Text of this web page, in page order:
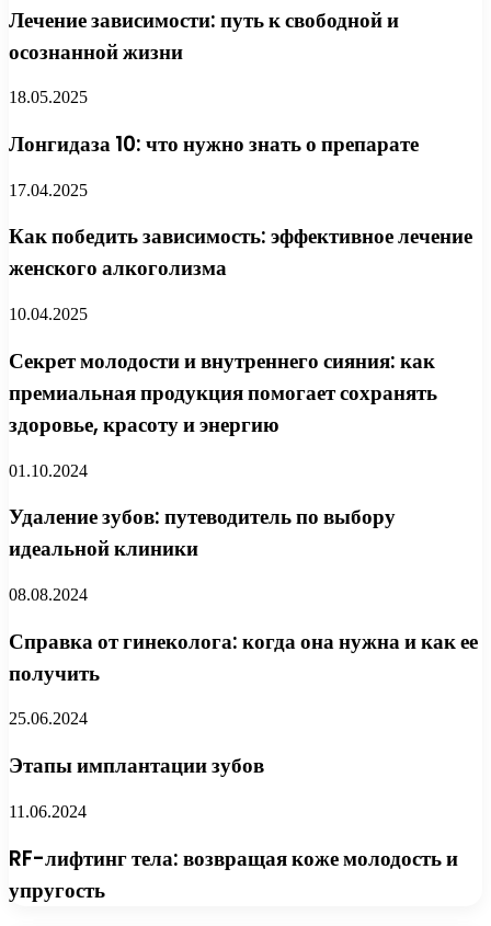
Лечение зависимости: путь к свободной и
осознанной жизни
18.05.2025
Лонгидаза 10: что нужно знать о препарате
17.04.2025
Как победить зависимость: эффективное лечение
женского алкоголизма
10.04.2025
Секрет молодости и внутреннего сияния: как
премиальная продукция помогает сохранять
здоровье, красоту и энергию
01.10.2024
Удаление зубов: путеводитель по выбору
идеальной клиники
08.08.2024
Справка от гинеколога: когда она нужна и как ее
получить
25.06.2024
Этапы имплантации зубов
11.06.2024
RF-лифтинг тела: возвращая коже молодость и
упругость